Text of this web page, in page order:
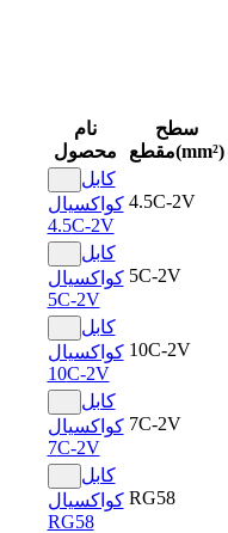
نام
محصول
سطح
مقطع(mm²)
کابل
کواکسیال
4.5C-2V
4.5C-2V
کابل
کواکسیال
5C-2V
5C-2V
کابل
کواکسیال
10C-2V
10C-2V
کابل
کواکسیال
7C-2V
7C-2V
کابل
کواکسیال
RG58
RG58